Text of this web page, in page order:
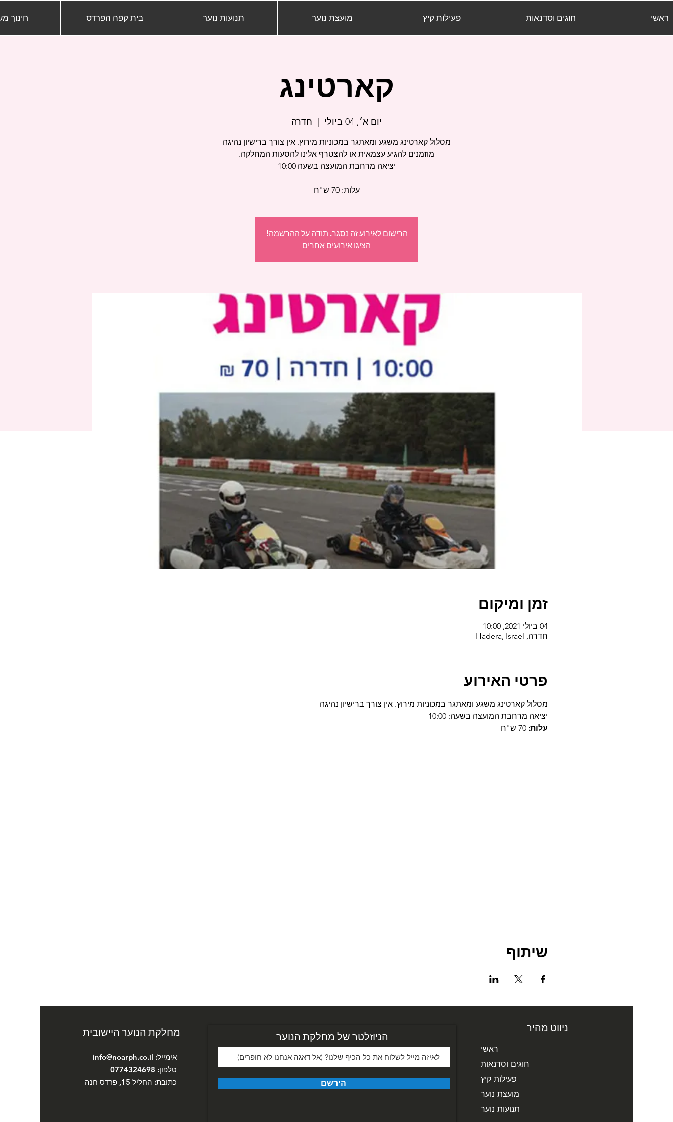
ראשי חוגים וסדנאות פעילות קיץ מועצת נוער תנועות נוער בית קפה הפרדס חינוך
קארטינג
יום א׳, 04 ביולי חדרה
עלות: 70 ש"ח
הרישום לאירוע זה נסגר. תודה על ההרשמה!
הציגו אירועים אחרים
זמן ומיקום
04 ביולי 2021, 10:00
חדרה, Hadera, Israel
פרטי האירוע
מסלול קארטינג משגע ומאתגר במכוניות מירוץ. אין צורך ברישיון נהיגה
יציאה מרחבת המועצה בשעה: 10:00
עלות: 70 ש"ח
שיתוף
מחלקת הנוער היישובית
אימייל: info@noarph.co.il
טלפון: 0774324698
כתובת: החליל 15, פרדס חנה
הניוזלטר של מחלקת הנוער
הירשם
ניווט מהיר
ראשי
חוגים וסדנאות
פעילות קיץ
מועצת נוער
תנועות נוער